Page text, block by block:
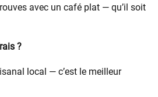
avec un café plat — qu’il soit
?
local — c’est le meilleur